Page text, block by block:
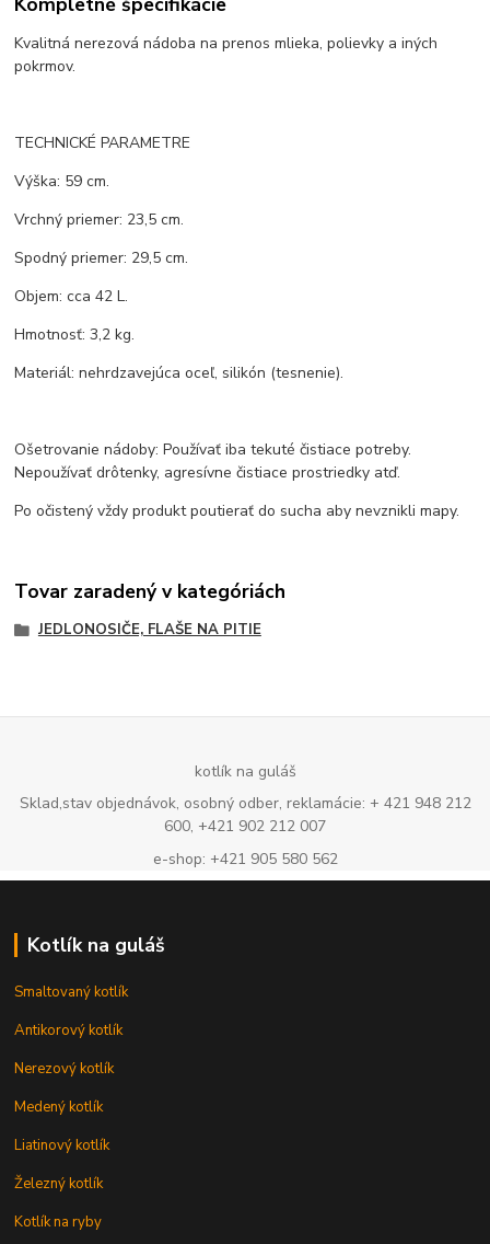
Kvalitná nerezová nádoba na prenos mlieka, polievky a iných
pokrmov.
TECHNICKÉ PARAMETRE
Výška: 59 cm.
Vrchný priemer: 23,5 cm.
Spodný priemer: 29,5 cm.
Objem: cca 42 L.
Hmotnosť: 3,2 kg.
Materiál: nehrdzavejúca oceľ, silikón (tesnenie).
Ošetrovanie nádoby: Používať iba tekuté čistiace potreby.
Nepoužívať drôtenky, agresívne čistiace prostriedky atď.
Po očistený vždy produkt poutierať do sucha aby nevznikli mapy.
Tovar zaradený v kategóriách
JEDLONOSIČE, FLAŠE NA PITIE
kotlík na guláš
Sklad,stav objednávok, osobný odber, reklamácie: + 421 948 212
600, +421 902 212 007
e-shop: +421 905 580 562
Kotlík na guláš
Smaltovaný kotlík
Antikorový kotlík
Nerezový kotlík
Medený kotlík
Liatinový kotlík
Železný kotlík
Kotlík na ryby